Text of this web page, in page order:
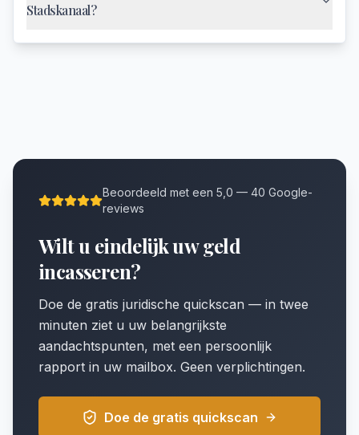
Stadskanaal?
Beoordeeld met een 5,0 — 40 Google-
reviews
Wilt u eindelijk uw geld
incasseren?
Doe de gratis juridische quickscan — in twee
minuten ziet u uw belangrijkste
aandachtspunten, met een persoonlijk
rapport in uw mailbox. Geen verplichtingen.
Doe de gratis quickscan